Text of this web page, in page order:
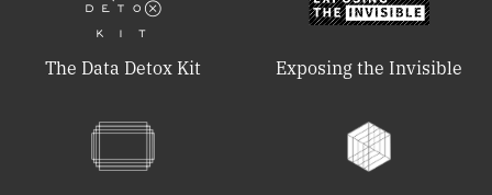
The Data Detox Kit Exposing the Invisible